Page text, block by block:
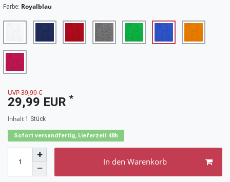
Farbe: Royalblau
UVP 39,99 €
29,99 EUR *
Inhalt 1 Stück
Sofort versandfertig, Lieferzeit 48h
In den Warenkorb